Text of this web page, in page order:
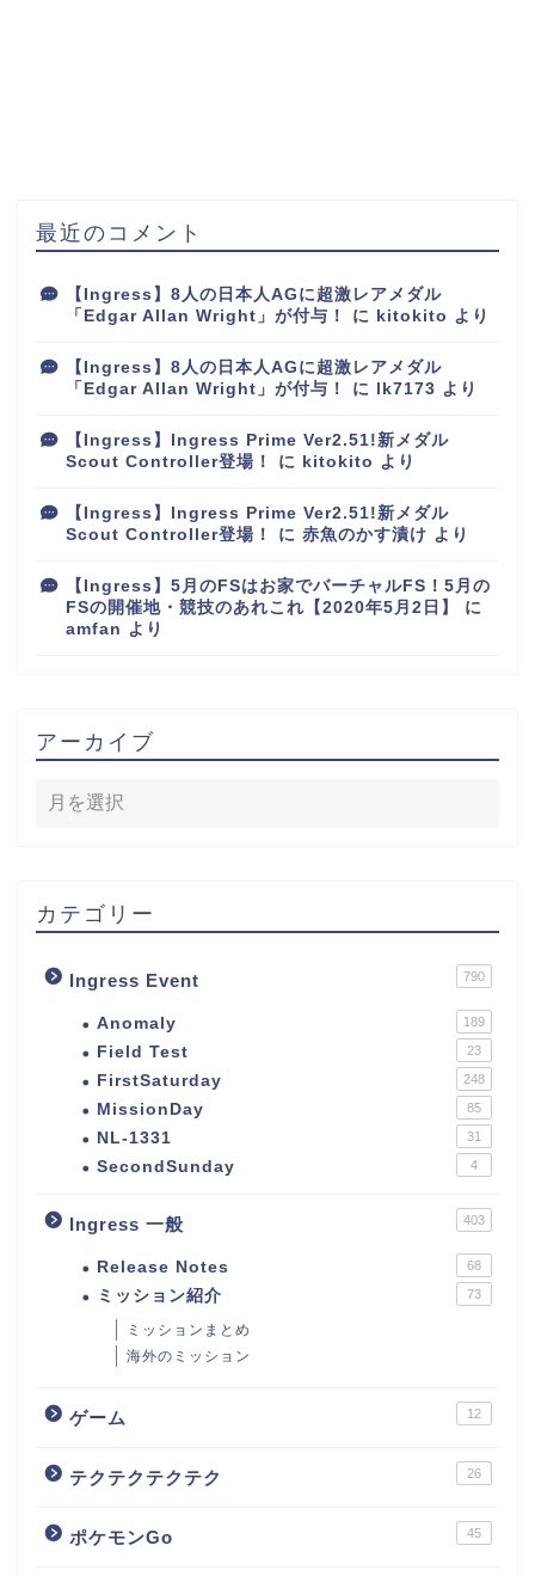
最近のコメント
【Ingress】8人の日本人AGに超激レアメダル
「Edgar Allan Wright」が付与！
に kitokito より
【Ingress】8人の日本人AGに超激レアメダル
「Edgar Allan Wright」が付与！
に lk7173 より
【Ingress】Ingress Prime Ver2.51!新メダル
Scout Controller登場！
に kitokito より
【Ingress】Ingress Prime Ver2.51!新メダル
Scout Controller登場！
に 赤魚のかす漬け より
【Ingress】5月のFSはお家でバーチャルFS！5月の
FSの開催地・競技のあれこれ【2020年5月2日】
に
amfan より
アーカイブ
カテゴリー
Ingress Event 790
Anomaly 189
Field Test 23
FirstSaturday 248
MissionDay 85
NL-1331 31
SecondSunday 4
Ingress 一般 403
Release Notes 68
ミッション紹介 73
ミッションまとめ
海外のミッション
ゲーム 12
テクテクテクテク 26
ポケモンGo 45